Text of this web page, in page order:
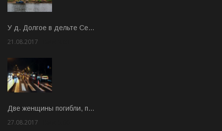
У д. Долгое в дельте Се…
21.08.2017
Две женщины погибли, п…
27.08.2017